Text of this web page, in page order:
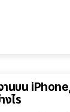
นบน
งไร